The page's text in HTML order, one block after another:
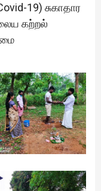
19) சுகாதார
கற்றல்